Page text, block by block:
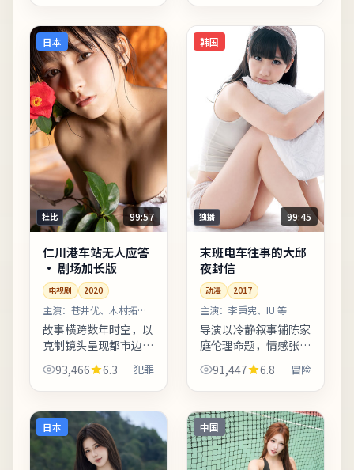
解。上线之后口碑分化
属正常现象，建议亲自
观看并...
花絮名单，影迷可向幕
后岗位...
日本
杜比 99:57
仁川港车站无人应答
· 剧场加长版
电视剧 2020
主演： 苍井优、木村拓哉
等
故事横跨数年时空，以
克制镜头呈现都市边缘
群体的生存缝隙。主演
阵容在对手戏中火花充
密度高、信息量大。欢
迎在观影记录里写下你
的解...
93,466 6.3 犯罪
韩国
独播 99:45
末班电车往事的大邱
夜封信
动漫 2017
主演： 李秉宪、IU 等
导演以冷静叙事铺陈家
庭伦理命题，情感张力
在细节对白中缓慢升
温。动作戏份点到为
心理博弈。影片中出现
的地标多为实景拍摄，
旅行爱好...
91,447 6.8 冒险
日本 中国